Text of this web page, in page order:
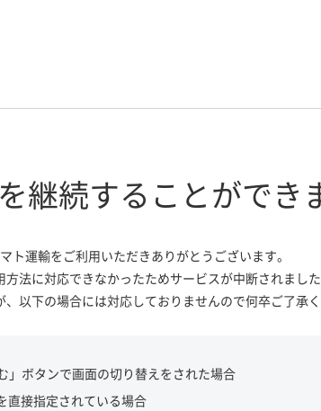
継続する ことができ
ト運輸をご利用いただきありがとうございます。
方法に対応できなかったためサービスが中断されました
以下の場合には対応しておりませんので何卒ご了承く
」ボタンで画面の切り替えをされた場合
直接指定されている場合